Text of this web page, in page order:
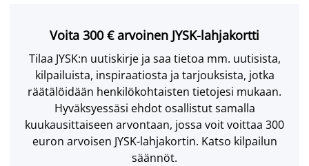
Voita 300 € arvoinen JYSK-lahjakortti
Tilaa JYSK:n uutiskirje ja saa tietoa mm. uutisista,
kilpailuista, inspiraatiosta ja tarjouksista, jotka
räätälöidään henkilökohtaisten tietojesi mukaan.
Hyväksyessäsi ehdot osallistut samalla
kuukausittaiseen arvontaan, jossa voit voittaa 300
euron arvoisen JYSK-lahjakortin. Katso kilpailun
säännöt.